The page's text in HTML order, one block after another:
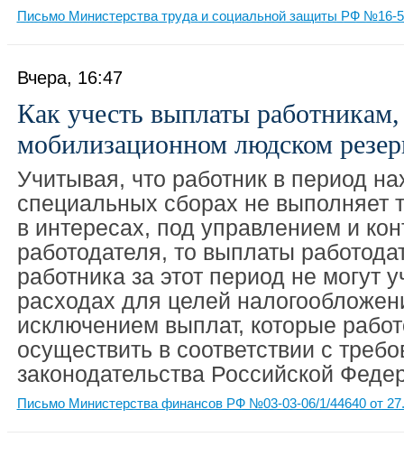
Письмо Министерства труда и социальной защиты РФ №16-
Вчера, 16:47
Как учесть выплаты
мобилизационном людском
Учитывая, что работник в период
специальных сборах не выполняет
в интересах, под управлением и
работодателя, то выплаты
работника за этот период не могут
расходах для целей
исключением выплат, которые
осуществить в соответствии с
законодательства Российской
Письмо Министерства финансов РФ №03-03-06/1/44640 от